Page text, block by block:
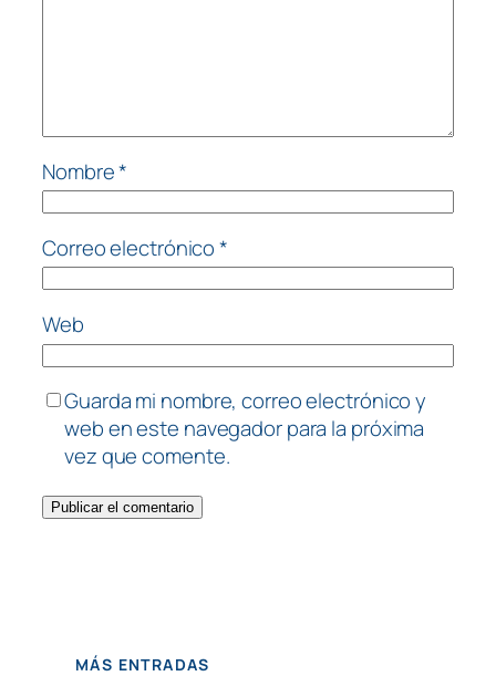
Nombre*
Correo electrónico*
Web
Guarda mi nombre, correo electrónico y
web en este navegador para la próxima
vez que comente.
MÁS ENTRADAS